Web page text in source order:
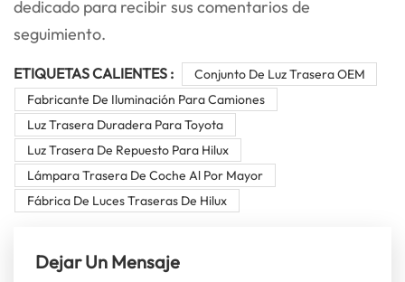
dedicado para recibir sus comentarios de
seguimiento.
ETIQUETAS CALIENTES :
Conjunto De Luz Trasera OEM
Fabricante De Iluminación Para Camiones
Luz Trasera Duradera Para Toyota
Luz Trasera De Repuesto Para Hilux
Lámpara Trasera De Coche Al Por Mayor
Fábrica De Luces Traseras De Hilux
Dejar Un Mensaje